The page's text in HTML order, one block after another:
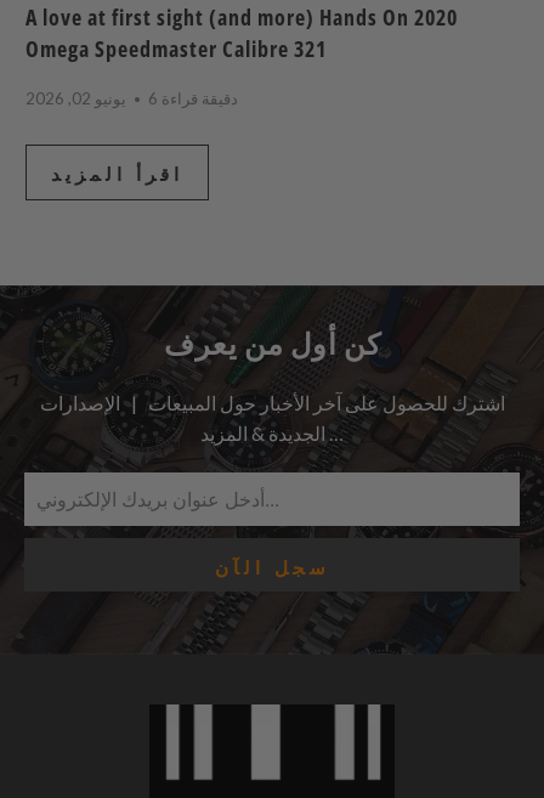
A love at first sight (and more) Hands On 2020
Omega Speedmaster Calibre 321
يونيو 02, 2026 6 دقيقة قراءة
اقرأ المزيد
كن أول من يعرف
اشترك للحصول على آخر الأخبار حول المبيعات | الإصدارات
الجديدة & المزيد …